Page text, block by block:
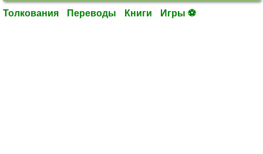
Толкования Переводы Книги Игры ⚽